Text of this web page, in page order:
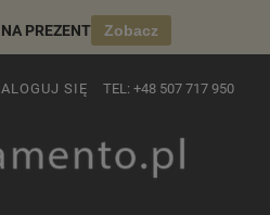
PREZENT Zobacz
SIĘ TEL: +48 507 717 950